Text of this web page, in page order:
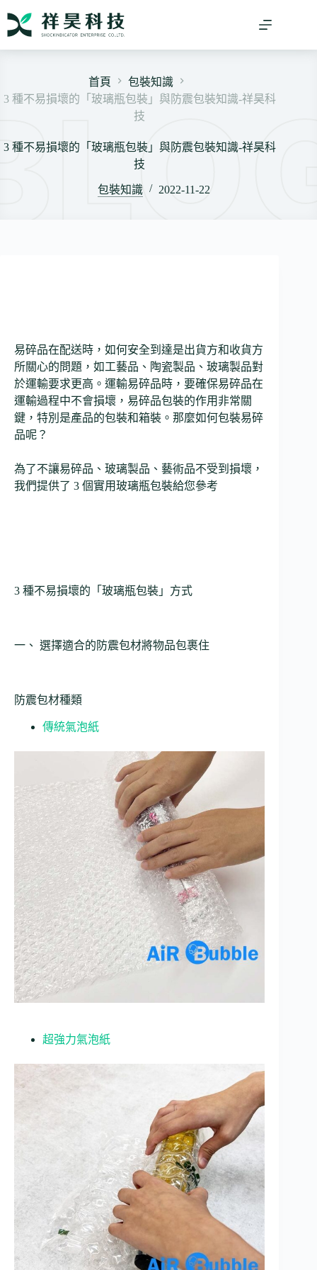
容
首頁
包裝知識
3 種不易損壞的「玻璃瓶包裝」與防震包裝知識-祥昊科
技
3 種不易損壞的「玻璃瓶包裝」與防震包裝知識-祥昊科
技
包裝知識 2022-11-22
易碎品在配送時，如何安全到達是出貨方和收貨方
所關心的問題，如工藝品、陶瓷製品、玻璃製品對
於運輸要求更高。運輸易碎品時，要確保易碎品在
運輸過程中不會損壞，易碎品包裝的作用非常關
鍵，特別是產品的包裝和箱裝。那麼如何包裝易碎
品呢？
為了不讓易碎品、玻璃製品、藝術品不受到損壞，
我們提供了 3 個實用玻璃瓶包裝給您參考
3 種不易損壞的「玻璃瓶包裝」方式
一、 選擇適合的防震包材將物品包裹住
防震包材種類
傳統氣泡紙
超強力氣泡紙